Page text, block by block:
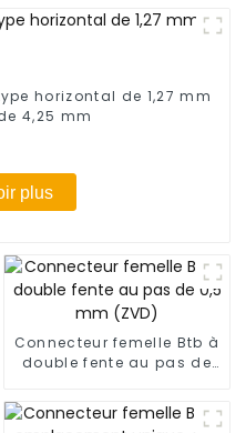
horizontal de 1,27 mm
4,25 mm
plus
Connecteur femelle Btb à
double fente au pas de